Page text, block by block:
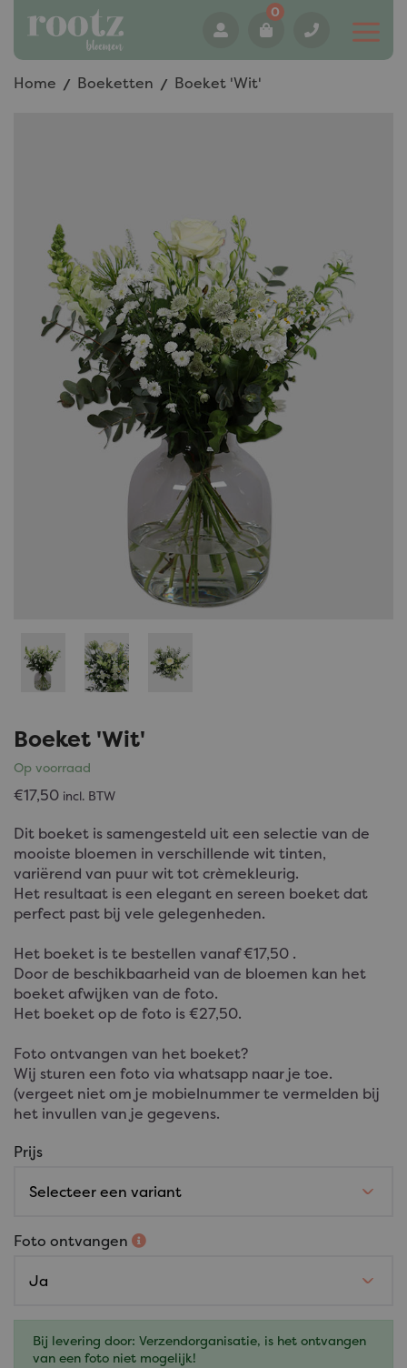
0
Home Boeketten Boeket 'Wit'
Boeket 'Wit'
Op voorraad
€17,50 incl. BTW
Dit boeket is samengesteld uit een selectie van de
mooiste bloemen in verschillende wit tinten,
variërend van puur wit tot crèmekleurig.
Het resultaat is een elegant en sereen boeket dat
perfect past bij vele gelegenheden.
Het boeket is te bestellen vanaf €17,50 .
Door de beschikbaarheid van de bloemen kan het
boeket afwijken van de foto.
Het boeket op de foto is €27,50.
Foto ontvangen van het boeket?
Wij sturen een foto via whatsapp naar je toe.
(vergeet niet om je mobielnummer te vermelden bij
het invullen van je gegevens.
Prijs
Foto ontvangen
Bij levering door: Verzendorganisatie, is het ontvangen
van een foto niet mogelijk!